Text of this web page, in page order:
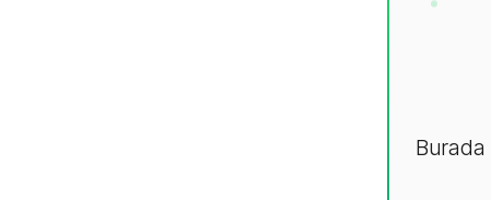
Burada